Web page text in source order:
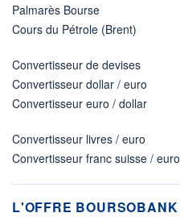
Palmarès Bourse
Cours du Pétrole (Brent)
Convertisseur de devises
Convertisseur dollar / euro
Convertisseur euro / dollar
Convertisseur livres / euro
Convertisseur franc suisse / euro
L'OFFRE BOURSOBANK